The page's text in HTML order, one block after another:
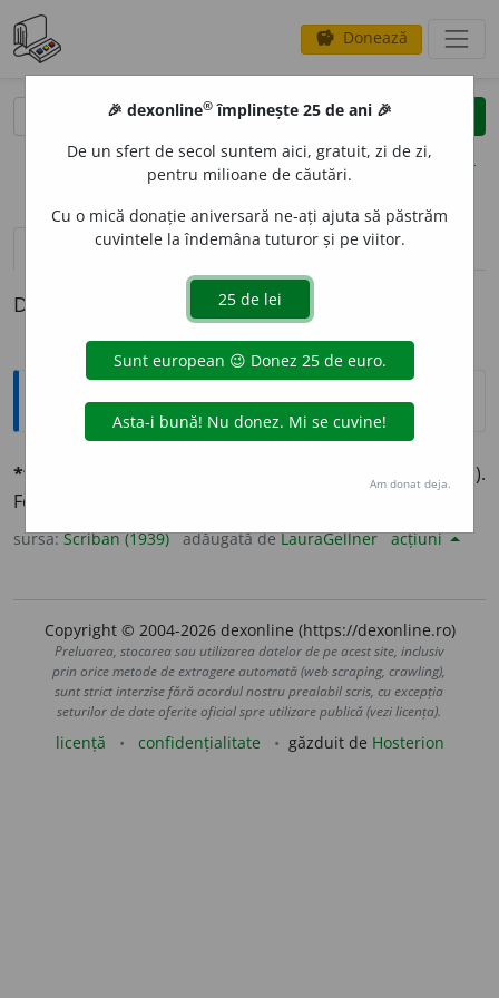
savings Donează
clear
opțiuni
definiții (1)
Definiția cu ID-ul 583442:
Explicative DEX
*fétid, -ă
puturos).
Foarte puturos:
sursa:Scriban (1939) adăugată deLauraGellner acțiuni
Copyright © 2004-2026 dexonline (https://dexonline.ro)
Preluarea, stocarea sau utilizarea datelor de pe acest site, inclusiv
prin orice metode de extragere automată (web scraping, crawling),
sunt strict interzise fără acordul nostru prealabil scris, cu excepția
seturilor de date oferite oficial spre utilizare publică (vezi licența).
licență confidențialitate găzduit de Hosterion
🎉 dexonline® împlinește 25 de ani 🎉
De un sfert de secol suntem aici, gratuit, zi de zi,
pentru milioane de căutări.
Cu o mică donație aniversară ne-ați ajuta să păstrăm
cuvintele la îndemâna tuturor și pe viitor.
Am donat deja.